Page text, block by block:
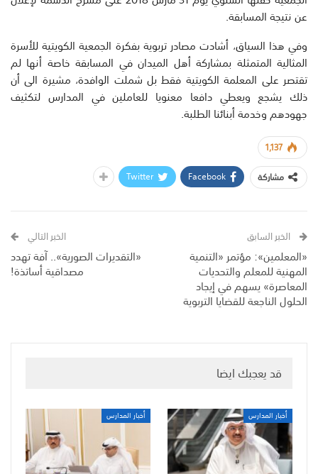
عن نتيجة المسابقة.
وفي هذا السياق، أشادت مصادر تربوية بفكرة الجمعية الكويتية للأسرة
المثالية المتمثلة بمشاركة أهل الميدان في المسابقة خاصة أنها لم
تقتصر على المعلمة الكويتية فقط بل شملت الوافدة، مشيرة الى أن
ذلك يشجع ويعطي دافعا معنويا للعاملين في المدارس لتكثيف
جهودهم وخدمة أبنائنا الطلبة.
1,137
مشاركة
Facebook
Twitter
الخبر السابق
«المعلمين»: مؤتمر «التنمية
المهنية للمعلم والتحديات
المعاصرة» يسهم في إيجاد
الحلول الناجعة للقضايا التربوية
الخبر التالي
«التقديرات الصورية».. آفة تهدد
مصداقية أساتذة!
قد يعجبك ايضا
أخبار المدارس أخبار المدارس